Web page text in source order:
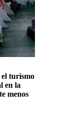
el turismo
en la
menos